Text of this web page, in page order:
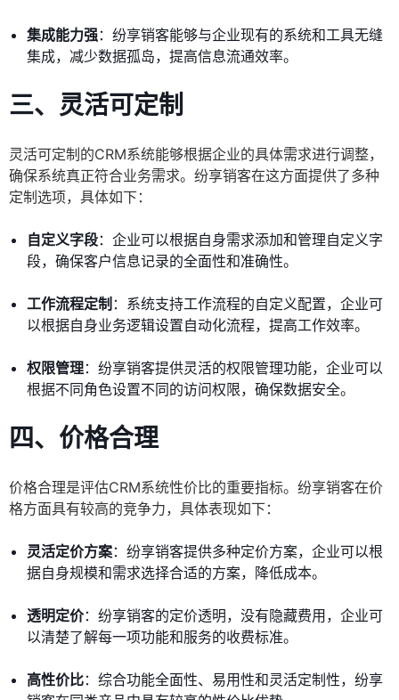
集成能力强：纷享销客能够与企业现有的系统和工具无缝
集成，减少数据孤岛，提高信息流通效率。
三、 灵活可定制
灵活可定制的CRM系统能够根据企业的具体需求进行调整，
确保系统真正符合业务需求。纷享销客在这方面提供了多种
定制选项，具体如下：
自定义字段：企业可以根据自身需求添加和管理自定义字
段，确保客户信息记录的全面性和准确性。
工作流程定制 ：系统支持工作流程的自定义配置，企业可
以根据自身业务逻辑设置自动化流程，提高工作效率。
权限管理：纷享销客提供灵活的权限管理功能，企业可以
根据不同角色设置不同的访问权限，确保数据安全。
四、 价格合理
价格合理是评估CRM系统性价比的重要指标。纷享销客在价
格方面具有较高的竞争力，具体表现如下：
灵活定价方案：纷享销客提供多种定价方案，企业可以根
据自身规模和需求选择合适的方案，降低成本。
透明定价：纷享销客的定价透明，没有隐藏费用，企业可
以清楚了解每一项功能和服务的收费标准。
高性价比：综合功能全面性、易用性和灵活定制性，纷享